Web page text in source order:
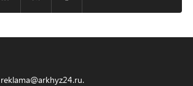
reklama@arkhyz24.ru.